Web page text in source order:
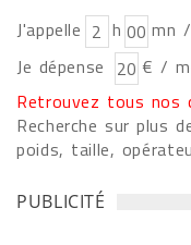
J'appelle h
mn
Je dépense
€ /
Retrouvez tous nos
Recherche sur plus
poids, taille,
PUBLICITÉ